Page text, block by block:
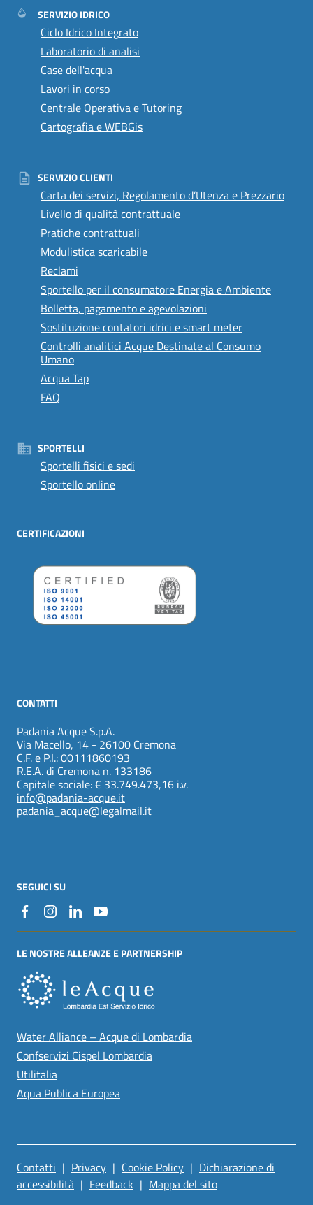
SERVIZIO IDRICO
Ciclo Idrico Integrato
Laboratorio di analisi
Case dell'acqua
Lavori in corso
Centrale Operativa e Tutoring
Cartografia e WEBGis
SERVIZIO CLIENTI
Carta dei servizi, Regolamento d’Utenza e Prezzario
Livello di qualità contrattuale
Pratiche contrattuali
Modulistica scaricabile
Reclami
Sportello per il consumatore Energia e Ambiente
Bolletta, pagamento e agevolazioni
Sostituzione contatori idrici e smart meter
Controlli analitici Acque Destinate al Consumo
Umano
Acqua Tap
FAQ
SPORTELLI
Sportelli fisici e sedi
Sportello online
CERTIFICAZIONI
CONTATTI
Padania Acque S.p.A.
Via Macello, 14 - 26100 Cremona
C.F. e P.I.: 00111860193
R.E.A. di Cremona n. 133186
Capitale sociale: € 33.749.473,16 i.v.
info@padania-acque.it
padania_acque@legalmail.it
SEGUICI SU
LE NOSTRE ALLEANZE E PARTNERSHIP
Water Alliance – Acque di Lombardia
Confservizi Cispel Lombardia
Utilitalia
Aqua Publica Europea
SEZIONE LINK UTILI
Contatti | Privacy | Cookie Policy | Dichiarazione di
accessibilità | Feedback | Mappa del sito